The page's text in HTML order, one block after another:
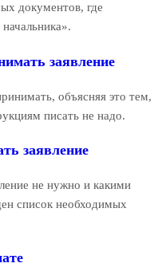
документов, где
заявление
объясняя это тем,
писать не надо.
заявление
не нужно и какими
список необходимых